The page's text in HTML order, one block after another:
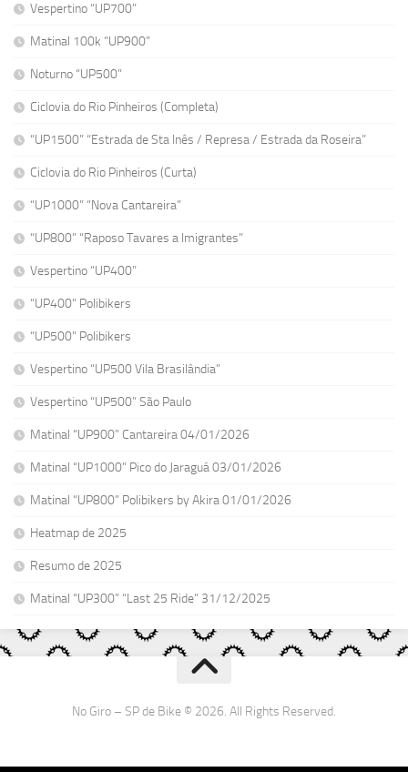
Vespertino “UP700”
Matinal 100k “UP900”
Noturno “UP500”
Ciclovia do Rio Pinheiros (Completa)
“UP1500” “Estrada de Sta Inês / Represa / Estrada da Roseira”
Ciclovia do Rio Pinheiros (Curta)
“UP1000” “Nova Cantareira”
“UP800” “Raposo Tavares a Imigrantes”
Vespertino “UP400”
“UP400” Polibikers
“UP500” Polibikers
Vespertino “UP500 Vila Brasilândia”
Vespertino “UP500” São Paulo
Matinal “UP900” Cantareira 04/01/2026
Matinal “UP1000” Pico do Jaraguá 03/01/2026
Matinal “UP800” Polibikers by Akira 01/01/2026
Heatmap de 2025
Resumo de 2025
Matinal “UP300” “Last 25 Ride” 31/12/2025
No Giro – SP de Bike © 2026. All Rights Reserved.